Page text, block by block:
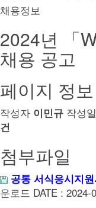
채용정보
2024년 「
채용 공고
페이지 정보
작성자 이민규 작성일
건
첨부파일
공통 서식응시지
운로드 DATE :